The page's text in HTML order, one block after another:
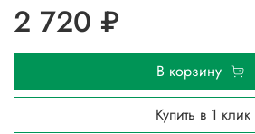
2 720 ₽
В корзину
Купить в 1 клик